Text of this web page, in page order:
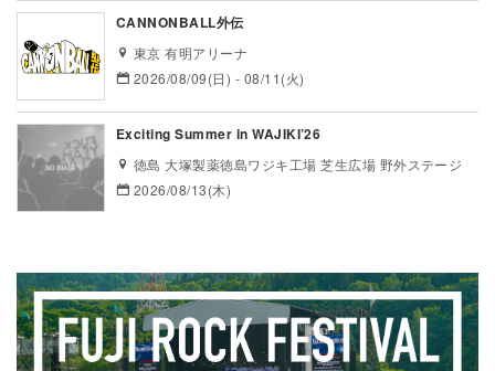
CANNONBALL外伝
東京 有明アリーナ
2026/08/09(日) - 08/11(火)
Exciting Summer in WAJIKI’26
徳島 大塚製薬徳島ワジキ工場 芝生広場 野外ステージ
2026/08/13(木)